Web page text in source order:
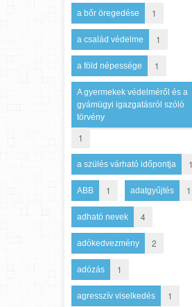
a bőr öregedése 1
a család védelme 1
a föld népessége 1
A gyermekek védelméről és a
gyámügyi igazgatásról szóló
törvény
1
a szülés várható időpontja 1
ABB 1 adatgyűjtés 1
adható nevek 4
adókedvezmény 2
adózás 1
agresszív viselkedés 1